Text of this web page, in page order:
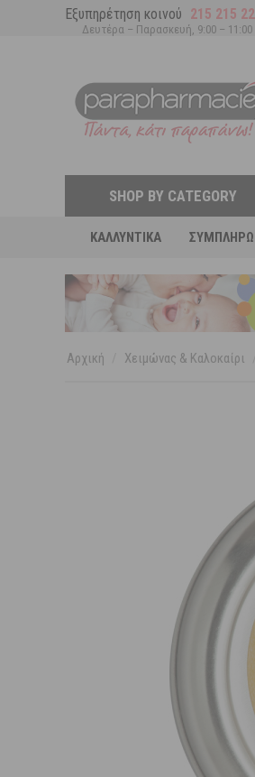
Εξυπηρέτηση κοινού 215 215
Δευτέρα – Παρασκευή, 9:00 – 11:00
SHOP BY CATEGORY
ΚΑΛΛΥΝΤΙΚΆ
Αρχική Χειμώνας & Καλοκαίρι